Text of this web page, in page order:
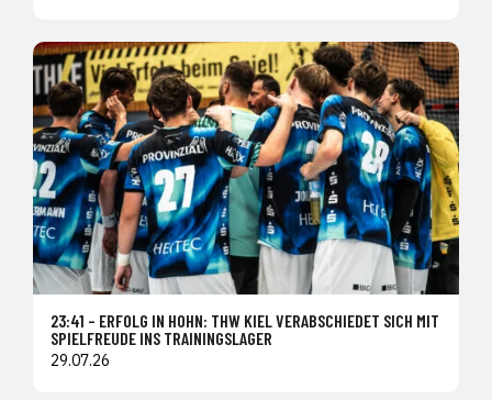
23:41 – ERFOLG IN HOHN: THW KIEL VERABSCHIEDET SICH MIT
SPIELFREUDE INS TRAININGSLAGER
29.07.26